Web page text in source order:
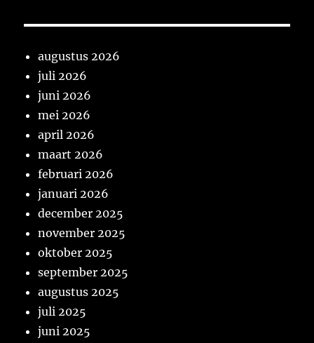
augustus 2026
juli 2026
juni 2026
mei 2026
april 2026
maart 2026
februari 2026
januari 2026
december 2025
november 2025
oktober 2025
september 2025
augustus 2025
juli 2025
juni 2025